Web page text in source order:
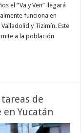
el “Va y Ven” llegará
funciona en
y Tizimín. Este
a la población
de
Yucatán